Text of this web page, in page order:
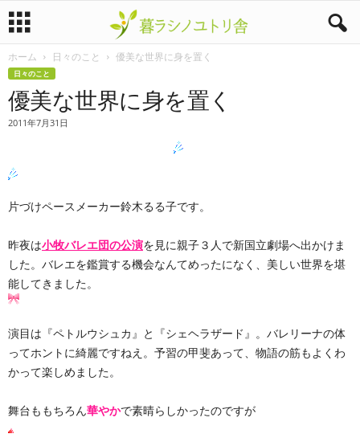
暮
ラ
ト
ホーム 日々のこと 優美な世界に身を置く
日々のこと
優美な世界に身を置く
2011年7月31日
片づけペースメーカー鈴木るる子です。
昨夜は小牧バレエ団の公演を見に親子３人で新国立劇場へ出かけま
した。バレエを鑑賞する機会なんてめったになく、美しい世界を堪
能してきました。
演目は『ペトルウシュカ』と『シェヘラザード』。バレリーナの体
ってホントに綺麗ですねえ。予習の甲斐あって、物語の筋もよくわ
かって楽しめました。
舞台ももちろん華やかで素晴らしかったのですが